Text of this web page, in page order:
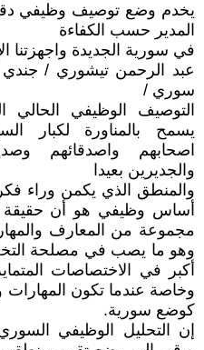
يخدم وضع توصيف وظيفي
المدير حسب الكفاءة
في سورية الجديدة واجهزتنا
عبد الرحمن تيشوري /
سوري /
التوصيف الوظيفي
يسمح بالمناورة لكبار
اصحابهم واصدقائهم
والجديرين بعيدا
والمنطق الذي يكمن وراء
أساس وظيفي هو أن حقيقة
مجموعة من المعارف
وهو ما يصب في مصلحة
أكبر في الاختصاصات
وخاصة عندما تكون
كوضع سورية.
إن التحليل الوظيفي